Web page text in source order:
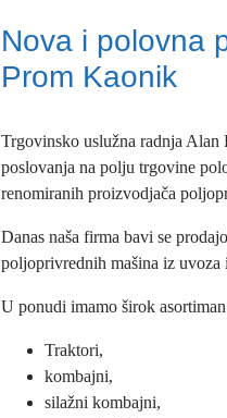
Nova i polovna
Prom Kaonik
Trgovinsko uslužna radnja Alan
poslovanja na polju trgovine
renomiranih proizvodjača
Danas naša firma bavi se
poljoprivrednih mašina iz
U ponudi imamo širok
Traktori,
kombajni,
silažni kombajni,